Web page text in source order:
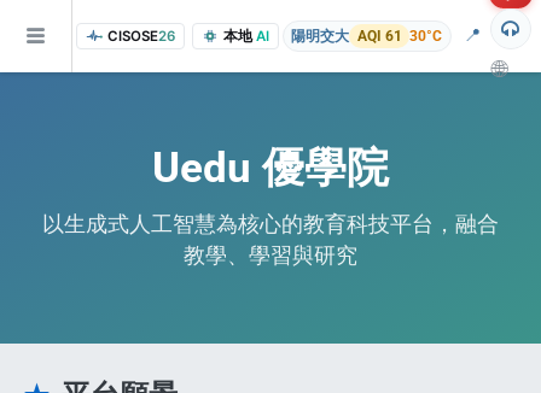
CISOSE26 本地AI 陽明交大 AQI 61 30°C 📍
🌐
Uedu 優學院
以生成式人工智慧為核心的教育科技平台，融合
教學、學習與研究